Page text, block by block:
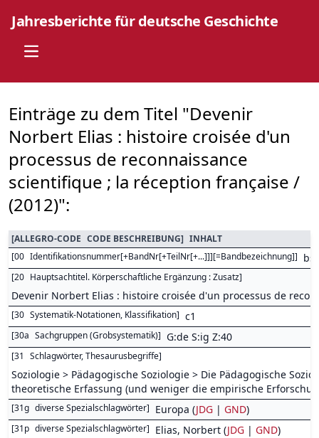
Jahresberichte für deutsche Geschichte
Open main menu
Einträge zu dem Titel "Devenir
Norbert Elias : histoire croisée d'un
processus de reconnaissance
scientifique ; la réception française /
(2012)":
[ALLEGRO-CODE CODE BESCHREIBUNG] INHALT
[00 Identifikationsnummer[+BandNr[+TeilNr[+...]]][=Bandbezeichnung]]
[20 Hauptsachtitel. Körperschaftliche Ergänzung : Zusatz]
Devenir Norbert Elias : histoire croisée d'un processus de
[30 Systematik-Notationen, Klassifikation] c1
[30a Sachgruppen (Grobsystematik)] G:de S:ig Z:40
[31 Schlagwörter, Thesaurusbegriffe]
Soziologie > Pädagogische Soziologie > Die Pädagogische
theoretische Erfassung (und weniger die empirische
[31g diverse Spezialschlagwörter] Europa (JDG | GND)
[31p diverse Spezialschlagwörter] Elias, Norbert (JDG | GND)